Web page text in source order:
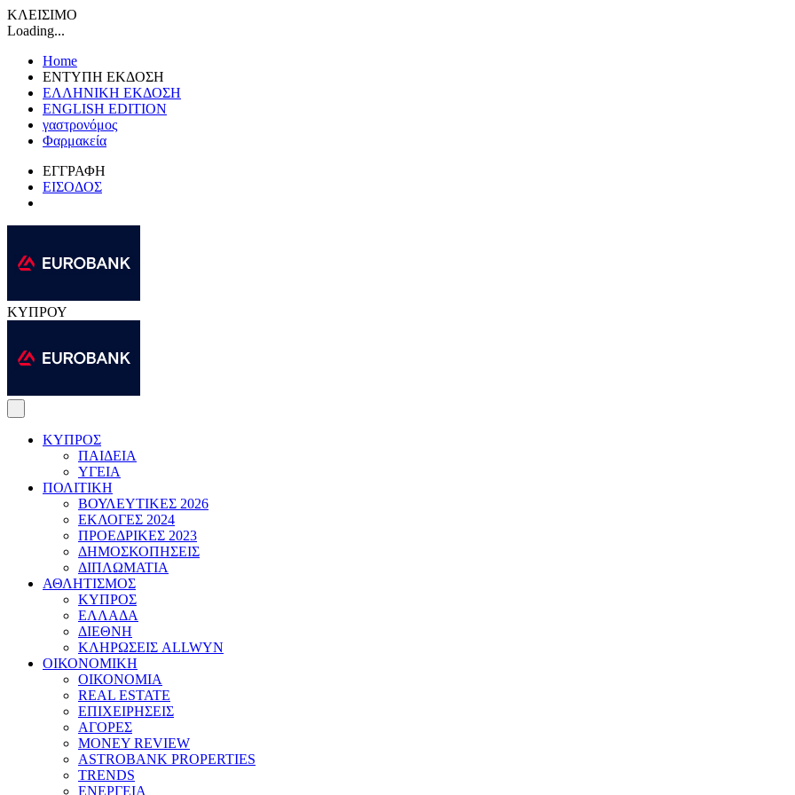
ΚΛΕΙΣΙΜΟ
Loading...
Home
ΕΝΤΥΠΗ ΕΚΔΟΣΗ
ΕΛΛΗΝΙΚΗ ΕΚΔΟΣΗ
ENGLISH EDITION
γαστρονόμος
Φαρμακεία
ΕΓΓΡΑΦΗ
ΕΙΣΟΔΟΣ
ΚΥΠΡΟΥ
ΚΥΠΡΟΣ
ΠΑΙΔΕΙΑ
ΥΓΕΙΑ
ΠΟΛΙΤΙΚΗ
ΒΟΥΛΕΥΤΙΚΕΣ 2026
ΕΚΛΟΓΕΣ 2024
ΠΡΟΕΔΡΙΚΕΣ 2023
ΔΗΜΟΣΚΟΠΗΣΕΙΣ
ΔΙΠΛΩΜΑΤΙΑ
ΑΘΛΗΤΙΣΜΟΣ
ΚΥΠΡΟΣ
ΕΛΛΑΔΑ
ΔΙΕΘΝΗ
ΚΛΗΡΩΣΕΙΣ ALLWYN
ΟΙΚΟΝΟΜΙΚΗ
ΟΙΚΟΝΟΜΙΑ
REAL ESTATE
ΕΠΙΧΕΙΡΗΣΕΙΣ
ΑΓΟΡΕΣ
MONEY REVIEW
ASTROBANK PROPERTIES
TRENDS
ΕΝΕΡΓΕΙΑ